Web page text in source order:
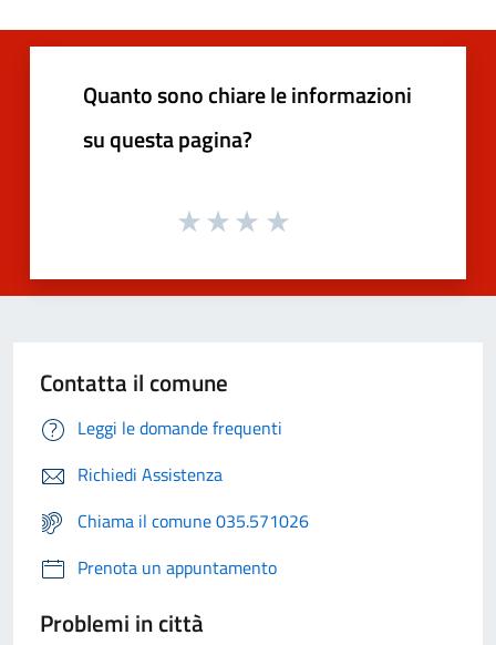
Quanto sono chiare le informazioni
su questa pagina?
Contatta il comune
Leggi le domande frequenti
Richiedi Assistenza
Chiama il comune 035.571026
Prenota un appuntamento
Problemi in città